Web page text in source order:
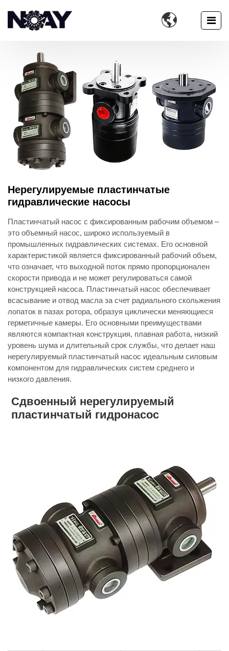

Нерегулируемые пластинчатые
гидравлические насосы
Пластинчатый насос с фиксированным рабочим объемом –
это объемный насос, широко используемый в
промышленных гидравлических системах. Его основной
характеристикой является фиксированный рабочий объем,
что означает, что выходной поток прямо пропорционален
скорости привода и не может регулироваться самой
конструкцией насоса. Пластинчатый насос обеспечивает
всасывание и отвод масла за счет радиального скольжения
лопаток в пазах ротора, образуя циклически меняющиеся
герметичные камеры. Его основными преимуществами
являются компактная конструкция, плавная работа, низкий
уровень шума и длительный срок службы, что делает наш
нерегулируемый пластинчатый насос идеальным силовым
компонентом для гидравлических систем среднего и
низкого давления.
Сдвоенный нерегулируемый
пластинчатый гидронасос